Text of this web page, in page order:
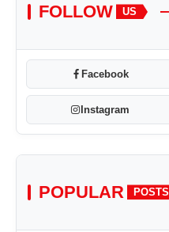
FOLLOW US
Facebook
Instagram
POPULAR POSTS